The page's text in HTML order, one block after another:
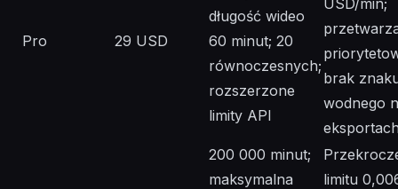
Pro 29 USD
długość wideo
60 minut; 20
równoczesnych;
rozszerzone
limity API
brak
wodnego
200 000 minut;
maksymalna
limitu